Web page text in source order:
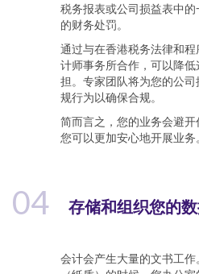
税务报表或公司损益表中
的财务处罚。
通过与在香港税务法律和
计师事务所合作，可以降
担。专家团队将为您的公
规行为以确保合规。
简而言之，您的业务会避
您可以更加安心地开展业务
04 存储和组织您的
会计会产生大量的文书工